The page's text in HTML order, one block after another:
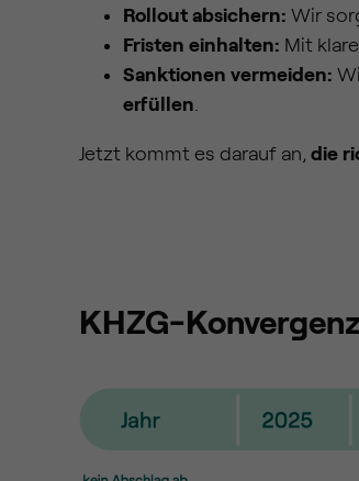
Rollout absichern: Wir
Fristen einhalten: Mit
Sanktionen vermeiden:
erfüllen.
Jetzt kommt es darauf an, die
KHZG-